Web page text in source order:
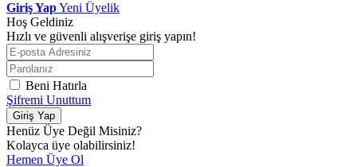
Giriş YapYeni Üyelik
Hoş Geldiniz
Hızlı ve güvenli alışverişe giriş yapın!
Beni Hatırla
Şifremi Unuttum
Giriş Yap
Henüz Üye Değil Misiniz?
Kolayca üye olabilirsiniz!
Hemen Üye Ol